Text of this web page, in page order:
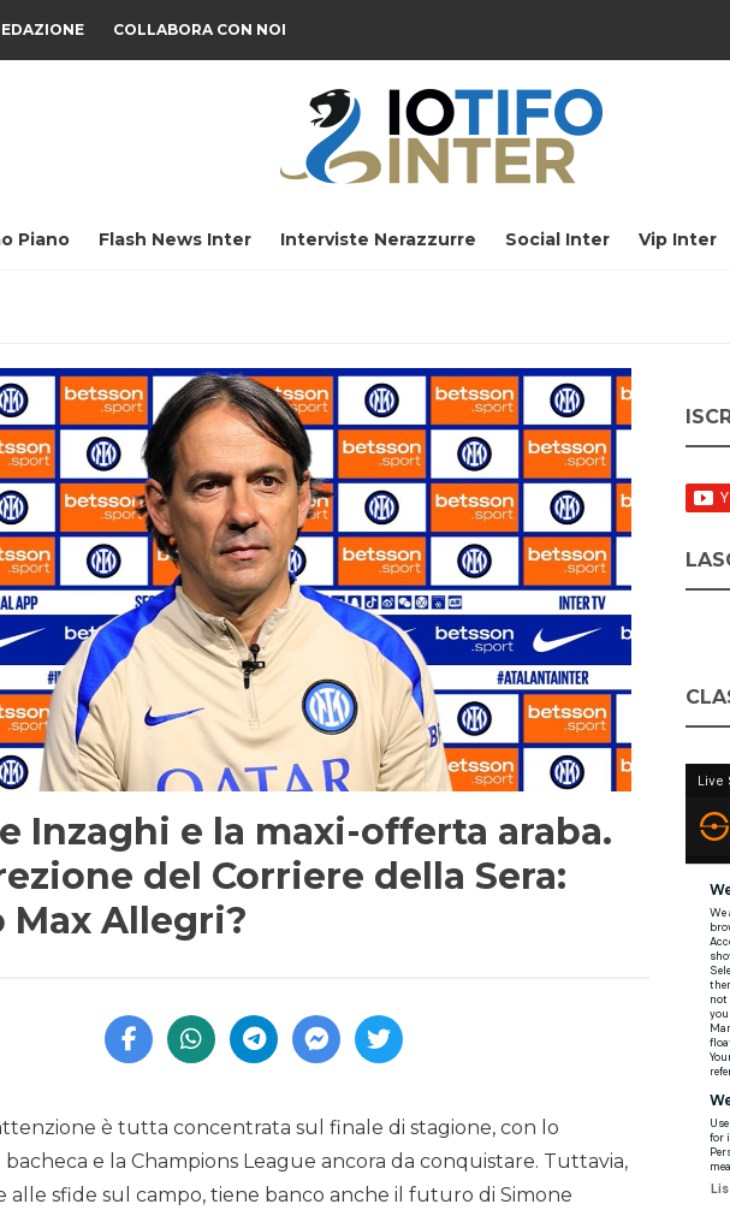
COLLABORA CON NOI
Piano Flash News Inter Interviste Nerazzurre Social Inter Vip Inter
Inzaghi e la maxi-offerta araba.
del Corriere della Sera:
Max Allegri?
è tutta concentrata sul finale di stagione, con lo
e la Champions League ancora da conquistare. Tuttavia,
alle sfide sul campo, tiene banco anche il futuro di Simone